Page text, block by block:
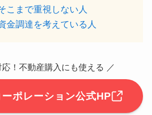
こまで重視しない人
金調達を考えている人
応！不動産購入にも使える ／
ポレーション公式HP